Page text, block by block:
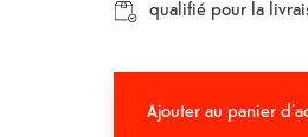
qualifié pour la
Ajouter au panier